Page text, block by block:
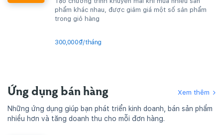
phẩm khác nhau, được giảm giá một số sản phẩm
trong giỏ hàng
300,000₫/tháng
Ứng dụng bán hàng Xem thêm
Những ứng dụng giúp bạn phát triển kinh doanh, bán sản phẩm
nhiều hơn và tăng doanh thu cho mỗi đơn hàng.